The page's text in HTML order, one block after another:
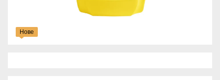
Нове